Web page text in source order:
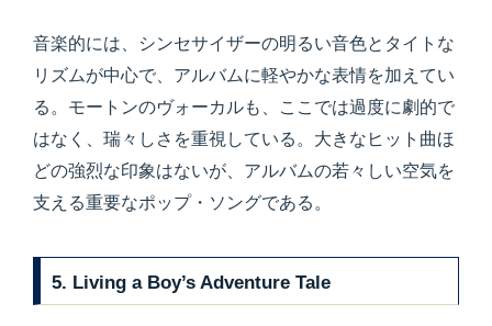
音楽的には、シンセサイザーの明るい音色とタイトな
リズムが中心で、アルバムに軽やかな表情を加えてい
る。モートンのヴォーカルも、ここでは過度に劇的で
はなく、瑞々しさを重視している。大きなヒット曲ほ
どの強烈な印象はないが、アルバムの若々しい空気を
支える重要なポップ・ソングである。
5. Living a Boy’s Adventure Tale